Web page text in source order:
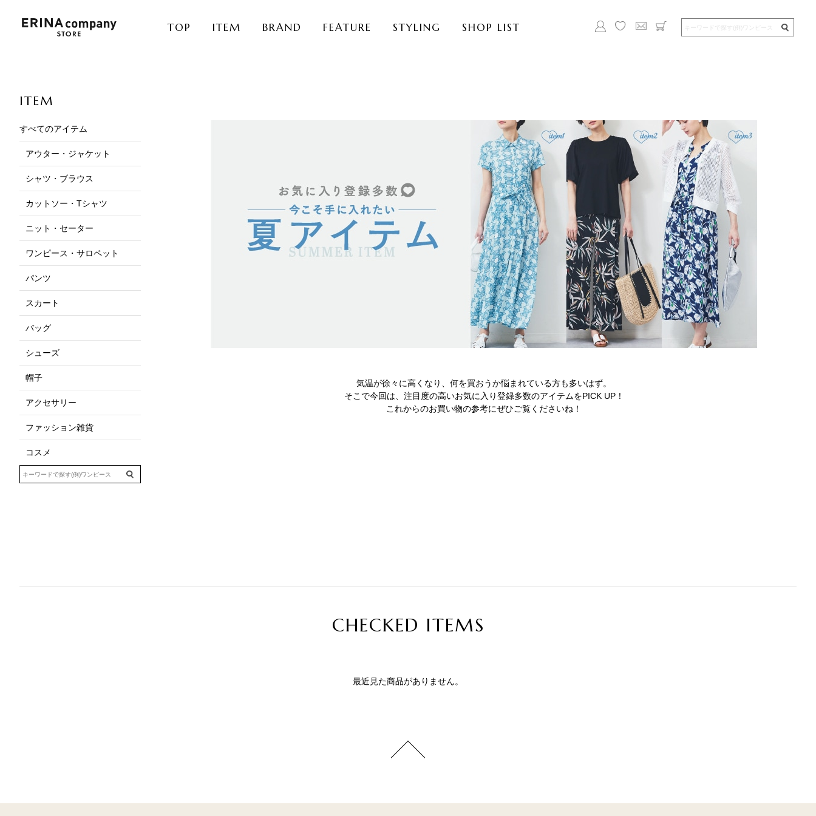
TOP ITEM BRAND FEATURE STYLING SHOP LIST
ITEM
すべてのアイテム
アウター・ジャケット
シャツ・ブラウス
カットソー・Tシャツ
ニット・セーター
ワンピース・サロペット
パンツ
スカート
バッグ
シューズ
帽子
アクセサリー
ファッション雑貨
コスメ
気温が徐々に高くなり、何を買おうか悩まれている方も多いはず。
そこで今回は、注目度の高いお気に入り登録多数のアイテムをPICK UP！
これからのお買い物の参考にぜひご覧くださいね！
CHECKED ITEMS
最近見た商品がありません。